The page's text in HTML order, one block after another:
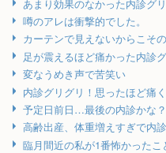
あまり効果のなかった内診グリ
噂のアレは衝撃的でした。
カーテンで見えないからこそ
足が震えるほど痛かった内診
変なうめき声で苦笑い
内診グリグリ！思ったほど痛
予定日前日…最後の内診かな？
高齢出産、体重増えすぎで内診
臨月間近の私が1番怖かったこ